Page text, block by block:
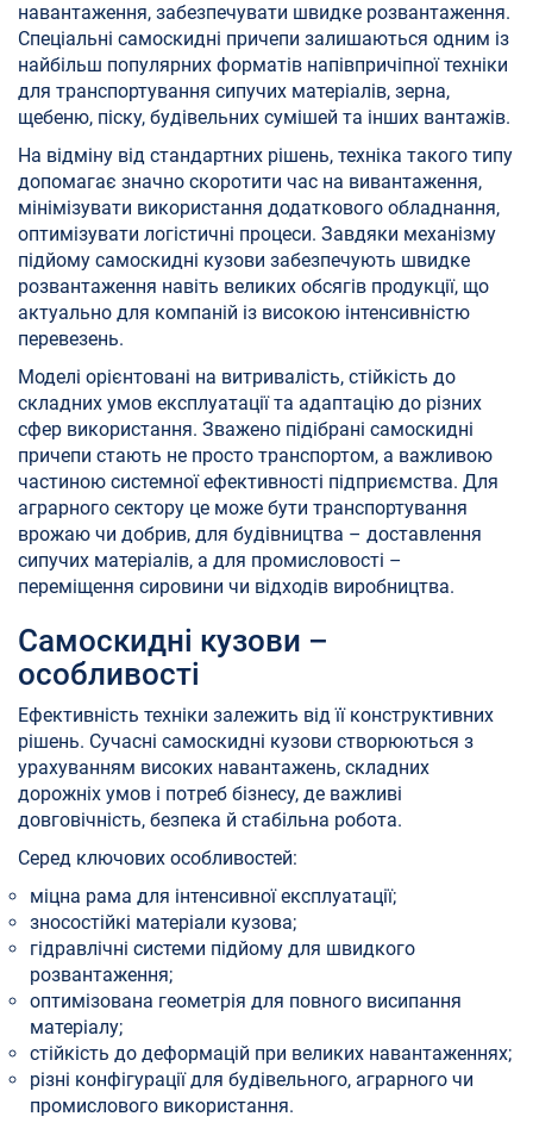
навантаження, забезпечувати швидке розвантаження.
Спеціальні самоскидні причепи залишаються одним із
найбільш популярних форматів напівпричіпної техніки
для транспортування сипучих матеріалів, зерна,
щебеню, піску, будівельних сумішей та інших вантажів.
На відміну від стандартних рішень, техніка такого типу
допомагає значно скоротити час на вивантаження,
мінімізувати використання додаткового обладнання,
оптимізувати логістичні процеси. Завдяки механізму
підйому самоскидні кузови забезпечують швидке
розвантаження навіть великих обсягів продукції, що
актуально для компаній із високою інтенсивністю
перевезень.
Моделі орієнтовані на витривалість, стійкість до
складних умов експлуатації та адаптацію до різних
сфер використання. Зважено підібрані самоскидні
причепи стають не просто транспортом, а важливою
частиною системної ефективності підприємства. Для
аграрного сектору це може бути транспортування
врожаю чи добрив, для будівництва – доставлення
сипучих матеріалів, а для промисловості –
переміщення сировини чи відходів виробництва.
Самоскидні кузови –
особливості
Ефективність техніки залежить від її конструктивних
рішень. Сучасні самоскидні кузови створюються з
урахуванням високих навантажень, складних
дорожніх умов і потреб бізнесу, де важливі
довговічність, безпека й стабільна робота.
Серед ключових особливостей:
міцна рама для інтенсивної експлуатації;
зносостійкі матеріали кузова;
гідравлічні системи підйому для швидкого
розвантаження;
оптимізована геометрія для повного висипання
матеріалу;
стійкість до деформацій при великих навантаженнях;
різні конфігурації для будівельного, аграрного чи
промислового використання.